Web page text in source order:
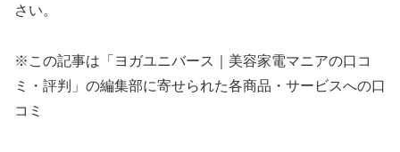
さい。
※この記事は「ヨガユニバース｜美容家電マニアの口コ
ミ・評判」の編集部に寄せられた各商品・サービスへの口
コミ